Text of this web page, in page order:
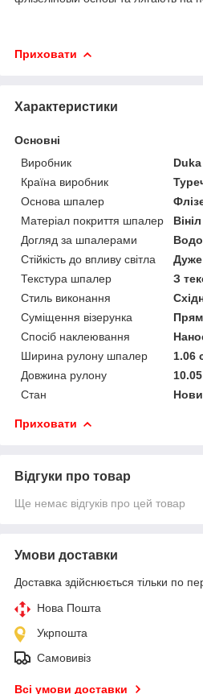
Приховати
Характеристики
Основні
Виробник
Duka
Країна виробник
Основа шпалер
Матеріал покриття шпалер
Вініл
Догляд за шпалерами
Стійкість до впливу світла
Дуже
Текстура шпалер
З
Стиль виконання
Суміщення візерунка
Спосіб наклеювання
Ширина рулону шпалер
1.06
Довжина рулону
Стан
Приховати
Відгуки про товар
Ще немає відгуків про цей товар
Умови доставки
Доставка здійснюється тільки по
Нова Пошта
Укрпошта
Самовивіз
Всі умови доставки